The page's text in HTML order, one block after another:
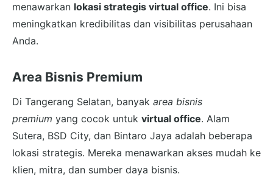
menawarkan lokasi strategis virtual office. Ini bisa
meningkatkan kredibilitas dan visibilitas perusahaan
Anda.
Area Bisnis Premium
Di Tangerang Selatan, banyak area bisnis
premium yang cocok untuk virtual office. Alam
Sutera, BSD City, dan Bintaro Jaya adalah beberapa
lokasi strategis. Mereka menawarkan akses mudah ke
klien, mitra, dan sumber daya bisnis.